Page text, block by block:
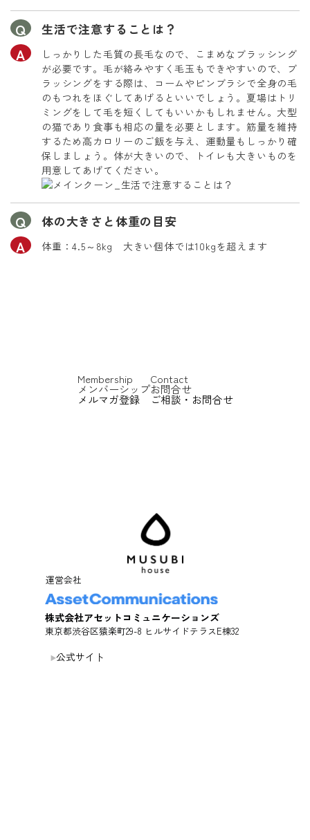
生活で注意することは？
しっかりした毛質の長毛なので、こまめなブラッシング
が必要です。毛が絡みやすく毛玉もできやすいので、ブ
ラッシングをする際は、コームやピンブラシで全身の毛
のもつれをほぐしてあげるといいでしょう。夏場はトリ
ミングをして毛を短くしてもいいかもしれません。大型
の猫であり食事も相応の量を必要とします。筋量を維持
するため高カロリーのご飯を与え、運動量もしっかり確
保しましょう。体が大きいので、トイレも大きいものを
用意してあげてください。
体の大きさと体重の目安
体重：4.5～8kg 大きい個体では10kgを超えます
Membership
メンバーシップ
メルマガ登録
Contact
お問合せ
ご相談・お問合せ
運営会社
株式会社アセットコミュニケーションズ
東京都渋谷区猿楽町29-8 ヒルサイドテラスE棟32
公式サイト